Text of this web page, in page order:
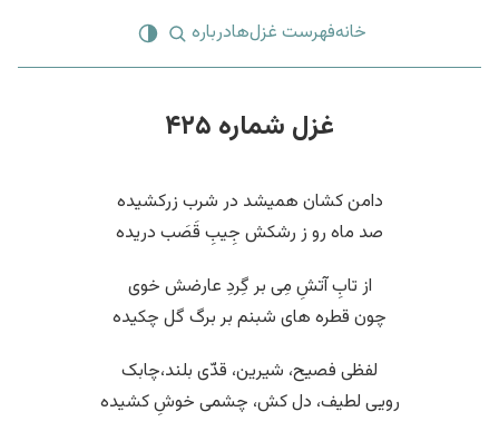
خانهفهرست غزل‌هادرباره
غزل شماره ۴۲۵
دامن کشان همیشد در شرب زرکشیده
صد ماه رو ز رشکش جِیبِ قَصَب دریده
از تابِ آتشِ مِی بر گِردِ عارضش خوی
چون قطره های شبنم بر برگ گل چکیده
لفظی فصیح، شیرین، قدّی بلند،چابک
رویی لطیف، دل کش، چشمی خوشِ کشیده